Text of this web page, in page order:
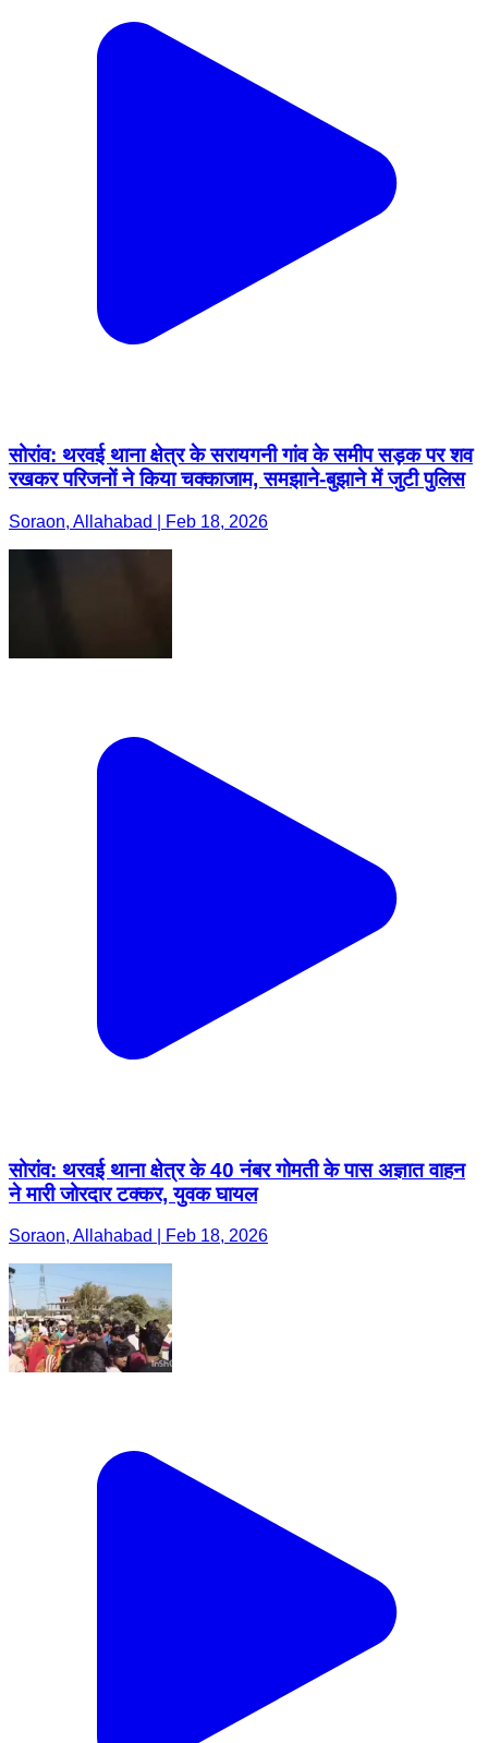
सोरांव: थरवई थाना क्षेत्र के सरायगनी गांव के समीप सड़क पर शव
रखकर परिजनों ने किया चक्काजाम, समझाने-बुझाने में जुटी पुलिस
Soraon, Allahabad | Feb 18, 2026
सोरांव: थरवई थाना क्षेत्र के 40 नंबर गोमती के पास अज्ञात वाहन
ने मारी जोरदार टक्कर, युवक घायल
Soraon, Allahabad | Feb 18, 2026